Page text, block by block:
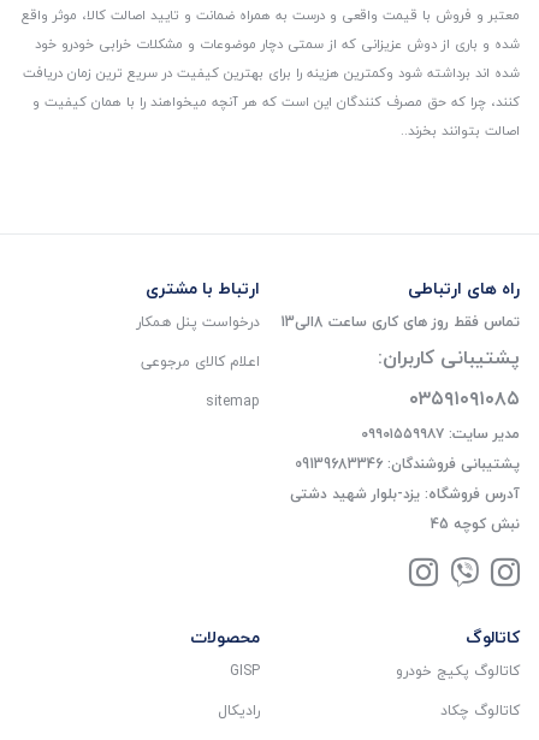
معتبر و فروش با قیمت واقعی و درست به همراه ضمانت و تایید اصالت کالا، موثر واقع
شده و باری از دوش عزیزانی که از سمتی دچار موضوعات و مشکلات خرابی خودرو خود
شده اند برداشته شود و‌کمترین هزینه را برای بهترین کیفیت در سریع ترین زمان دریافت
کنند، چرا که حق مصرف کنندگان این است که هر آنچه میخواهند را با همان کیفیت و
اصالت بتوانند بخرند..
راه های ارتباطی
تماس فقط روز های کاری ساعت 8الی13
پشتیبانی کاربران:
۰۳۵۹۱۰۹۱۰۸۵
مدیر سایت: ۰۹۹۰۱۵۵۹۹۸۷
پشتیبانی فروشندگان: 09139683346
آدرس فروشگاه: یزد-بلوار شهید دشتی
نبش کوچه 45
ارتباط با مشتری
درخواست پنل همکار
اعلام کالای مرجوعی
sitemap
کاتالوگ
کاتالوگ پکیج خودرو
کاتالوگ چکاد
محصولات
GISP
رادیکال